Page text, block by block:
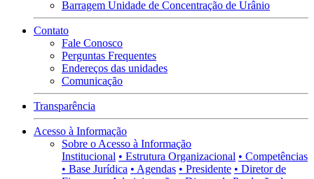
Barragem Unidade de Concentração de Urânio
Contato
Fale Conosco
Perguntas Frequentes
Endereços das unidades
Comunicação
Transparência
Acesso à Informação
Sobre o Acesso à Informação
Institucional • Estrutura Organizacional • Competências
• Base Jurídica • Agendas • Presidente • Diretor de